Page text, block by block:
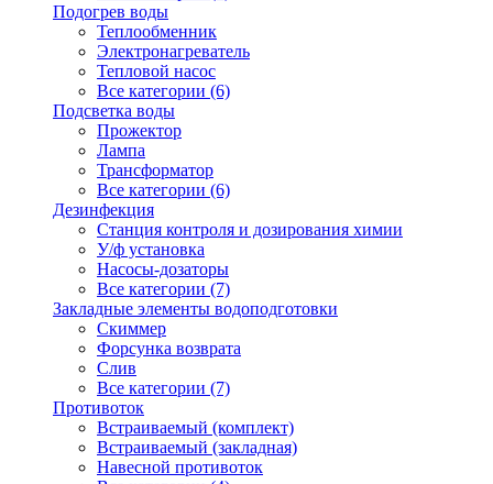
Подогрев воды
Теплообменник
Электронагреватель
Тепловой насос
Все категории (6)
Подсветка воды
Прожектор
Лампа
Трансформатор
Все категории (6)
Дезинфекция
Станция контроля и дозирования химии
У/ф установка
Насосы-дозаторы
Все категории (7)
Закладные элементы водоподготовки
Скиммер
Форсунка возврата
Слив
Все категории (7)
Противоток
Встраиваемый (комплект)
Встраиваемый (закладная)
Навесной противоток